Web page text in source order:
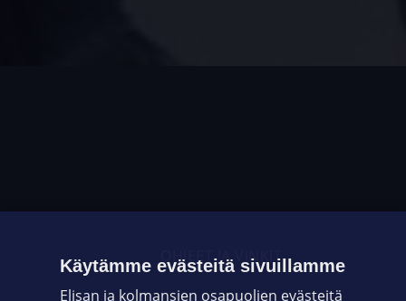
OHJEET JA VINKIT
Käytämme evästeitä sivuillamme
Elisan ja kolmansien osapuolien evästeitä